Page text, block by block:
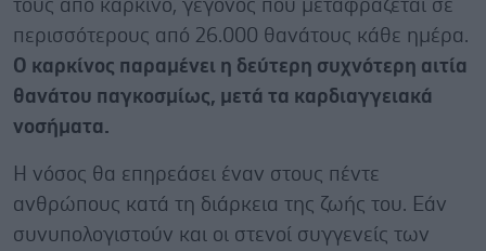
τους από καρκίνο, γεγονός που μεταφράζεται σε
περισσότερους από 26.000 θανάτους κάθε ημέρα.
Ο καρκίνος παραμένει η δεύτερη συχνότερη αιτία
θανάτου παγκοσμίως, μετά τα καρδιαγγειακά
νοσήματα.
Η νόσος θα επηρεάσει έναν στους πέντε
ανθρώπους κατά τη διάρκεια της ζωής του. Εάν
συνυπολογιστούν και οι στενοί συγγενείς των